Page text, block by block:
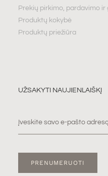
Prekių pirkimo, pardavimo ir
Produktų kokybė
Produktų priežiūra
UŽSAKYTI NAUJIENLAIŠKĮ
PRENUMERUOTI